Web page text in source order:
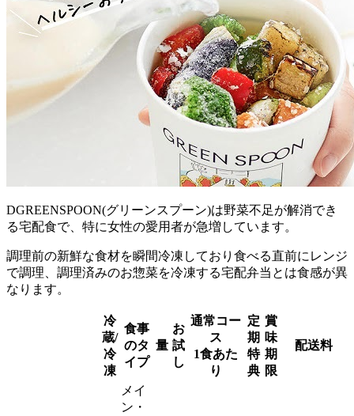
DGREENSPOON(グリーンスプーン)は野菜不足が解消でき
る宅配食で、特に女性の愛用者が急増 しています。
調理前の新鮮な食材を瞬間冷凍しており食べる直前にレンジ
で調理、調理済みのお惣菜を冷凍する宅配弁当とは食感が異
なります。
冷
蔵/
冷
凍
食事
のタ
イプ
量
お
試
し
通常コー
ス
1食あた
り
定
期
特
典
賞
味
期
限
配送料
メイ
ン・